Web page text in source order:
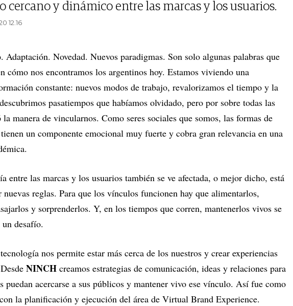
cercano y dinámico entre las marcas y los usuarios.
12.16
Adaptación. Novedad. Nuevos paradigmas. Son solo algunas palabras que
cómo nos encontramos los argentinos hoy. Estamos viviendo una
constante: nuevos modos de trabajo, revalorizamos el tiempo y la
pasatiempos que habíamos olvidado, pero por sobre todas las
la manera de vincularnos. Como seres sociales que somos, las formas de
un componente emocional muy fuerte y cobra gran relevancia en una
entre las marcas y los usuarios también se ve afectada, o mejor dicho, está
nuevas reglas. Para que los vínculos funcionen hay que alimentarlos,
y sorprenderlos. Y, en los tiempos que corren, mantenerlos vivos se
desafío.
nos permite estar más cerca de los nuestros y crear experiencias
NINCH creamos estrategias de comunicación, ideas y relaciones para
puedan acercarse a sus públicos y mantener vivo ese vínculo. Así fue como
la planificación y ejecución del área de Virtual Brand Experience.